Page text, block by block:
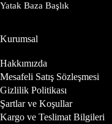
Yatak Baza Başlık
Kurumsal
Hakkımızda
Mesafeli Satış Sözleşmesi
Gizlilik Politikası
Şartlar ve Koşullar
Kargo ve Teslimat Bilgileri